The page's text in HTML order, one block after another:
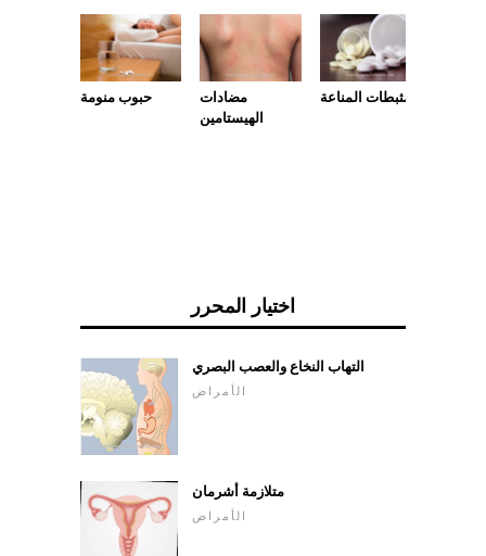
حبوب منومة
مضادات
الهيستامين
مثبطات المناعة
اختيار المحرر
التهاب النخاع والعصب البصري
الأمراض
متلازمة أشرمان
الأمراض